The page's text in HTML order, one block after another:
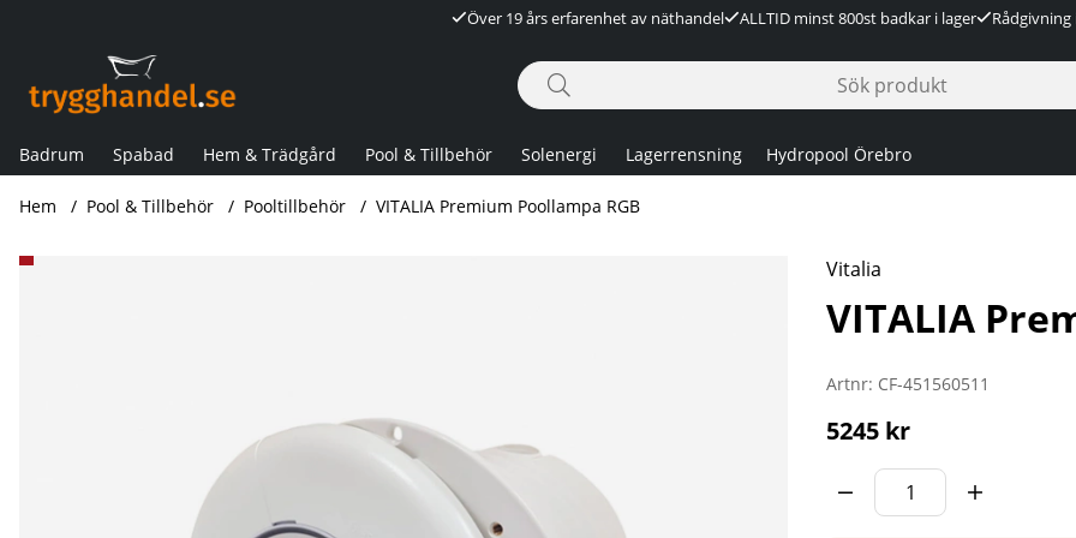
Över 19 års erfarenhet av näthandel ALLTID minst 800st badkar i lager
Badrum Spabad Hem & Trädgård Pool & Tillbehör Solenergi Lagerrensning Hydropool Örebro
Hem Pool & Tillbehör Pooltillbehör VITALIA Premium Poollampa RGB
Produktbilder VITALIA Premium Poollampa RGB Vitalia
VITALIA
Artnr: CF-451560511
5245 kr